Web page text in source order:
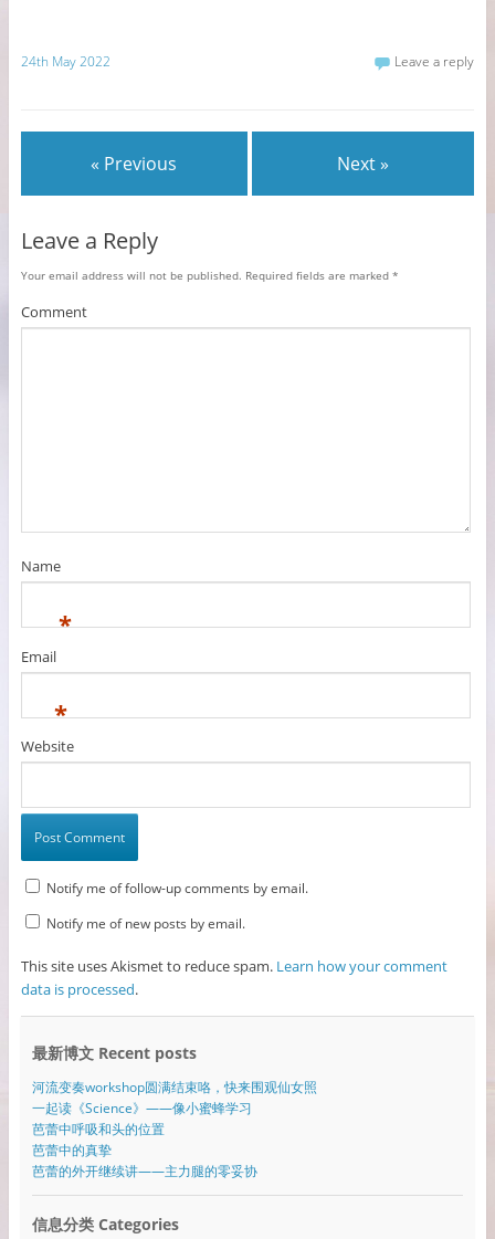
24th May 2022 Leave a reply
« Previous Next »
Leave a Reply
Your email address will not be published. Required fields are marked *
Comment
Name
*
Email
*
Website
Notify me of follow-up comments by email.
Notify me of new posts by email.
This site uses Akismet to reduce spam. Learn how your comment
data is processed.
最新博文 Recent posts
河流变奏workshop圆满结束咯，快来围观仙女照
一起读《Science》——像小蜜蜂学习
芭蕾中呼吸和头的位置
芭蕾中的真挚
芭蕾的外开继续讲——主力腿的零妥协
信息分类 Categories